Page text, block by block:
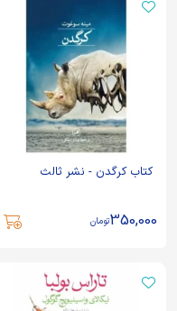
کتاب کرگدن - نشر ثالث
350,000تومان